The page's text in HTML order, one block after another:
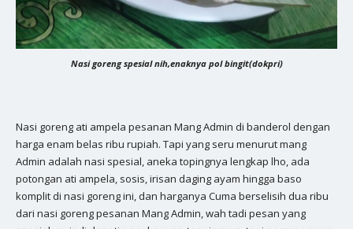
Nasi goreng spesial nih,enaknya pol bingit(dokpri)
Nasi goreng ati ampela pesanan Mang Admin di banderol dengan
harga enam belas ribu rupiah. Tapi yang seru menurut mang
Admin adalah nasi spesial, aneka topingnya lengkap lho, ada
potongan ati ampela, sosis, irisan daging ayam hingga baso
komplit di nasi goreng ini, dan harganya Cuma berselisih dua ribu
dari nasi goreng pesanan Mang Admin, wah tadi pesan yang